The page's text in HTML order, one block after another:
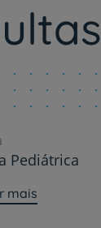
Pediátrica
mais